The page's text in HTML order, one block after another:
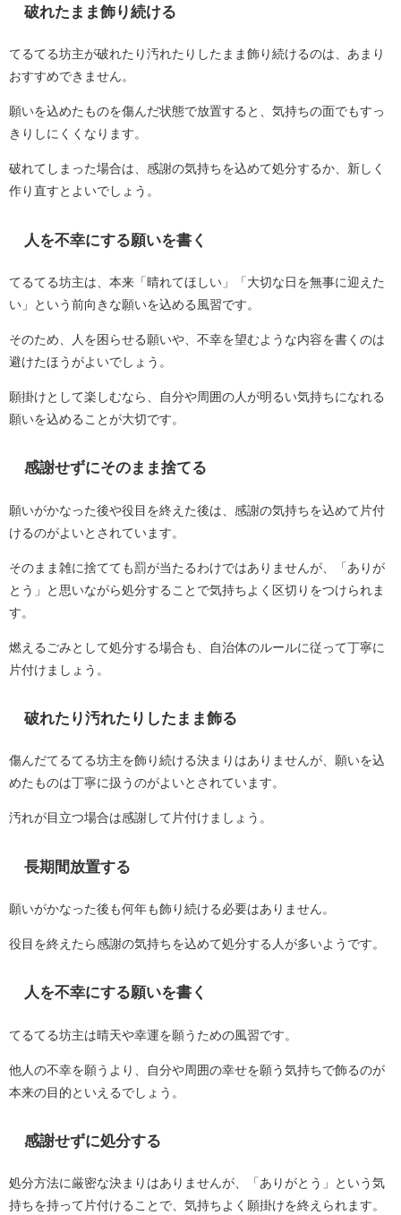
破れたまま飾り続ける
てるてる坊主が破れたり汚れたりしたまま飾り続けるのは、あまり
おすすめできません。
願いを込めたものを傷んだ状態で放置すると、気持ちの面でもすっ
きりしにくくなります。
破れてしまった場合は、感謝の気持ちを込めて処分するか、新しく
作り直すとよいでしょう。
人を不幸にする願いを書く
てるてる坊主は、本来「晴れてほしい」「大切な日を無事に迎えた
い」という前向きな願いを込める風習です。
そのため、人を困らせる願いや、不幸を望むような内容を書くのは
避けたほうがよいでしょう。
願掛けとして楽しむなら、自分や周囲の人が明るい気持ちになれる
願いを込めることが大切です。
感謝せずにそのまま捨てる
願いがかなった後や役目を終えた後は、感謝の気持ちを込めて片付
けるのがよいとされています。
そのまま雑に捨てても罰が当たるわけではありませんが、「ありが
とう」と思いながら処分することで気持ちよく区切りをつけられま
す。
燃えるごみとして処分する場合も、自治体のルールに従って丁寧に
片付けましょう。
破れたり汚れたりしたまま飾る
傷んだてるてる坊主を飾り続ける決まりはありませんが、願いを込
めたものは丁寧に扱うのがよいとされています。
汚れが目立つ場合は感謝して片付けましょう。
長期間放置する
願いがかなった後も何年も飾り続ける必要はありません。
役目を終えたら感謝の気持ちを込めて処分する人が多いようです。
人を不幸にする願いを書く
てるてる坊主は晴天や幸運を願うための風習です。
他人の不幸を願うより、自分や周囲の幸せを願う気持ちで飾るのが
本来の目的といえるでしょう。
感謝せずに処分する
処分方法に厳密な決まりはありませんが、「ありがとう」という気
持ちを持って片付けることで、気持ちよく願掛けを終えられます。